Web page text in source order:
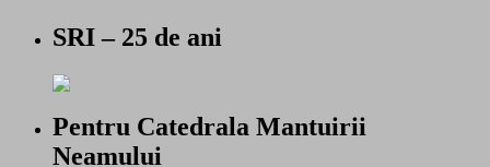
SRI – 25 de ani
Pentru Catedrala Mantuirii
Neamului